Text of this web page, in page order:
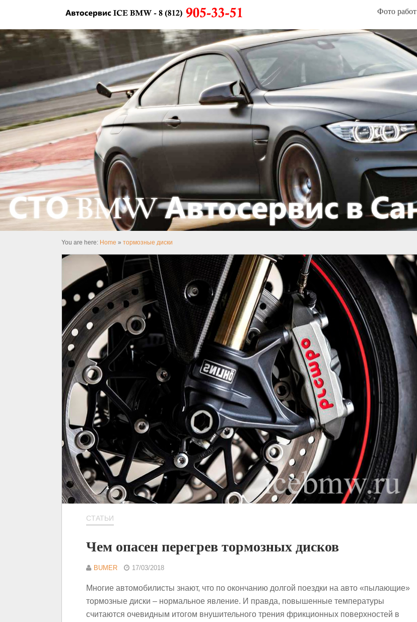
Фото работ
You are here: Home » тормозные диски
СТАТЬИ
Чем опасен перегрев тормозных дисков
BUMER 17/03/2018
Многие автомобилисты знают, что по окончанию долгой поездки на авто «пылающие»
тормозные диски – нормальное явление. И правда, повышенные температуры
считаются очевидным итогом внушительного трения фрикционных поверхностей в